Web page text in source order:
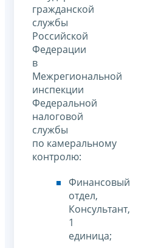
гражданской
службы
Российской
Федерации
в
Межрегиональной
инспекции
Федеральной
налоговой
службы
по камеральному
контролю:
Финансовый
отдел,
Консультант,
1
единица;